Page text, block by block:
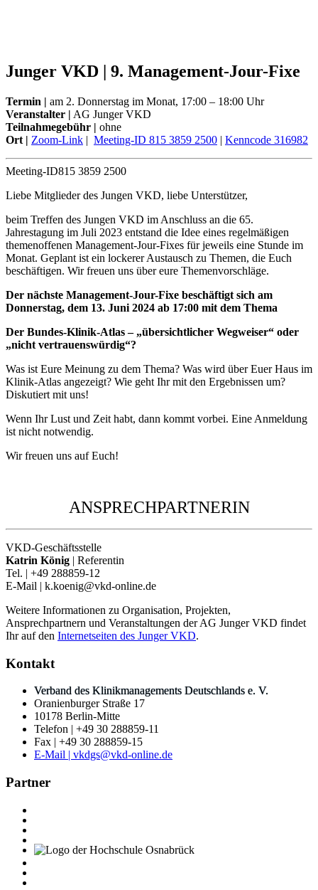
Junger VKD | 9. Management-Jour-Fixe
Termin | am 2. Donnerstag im Monat, 17:00 – 18:00 Uhr
Veranstalter | AG Junger VKD
Teilnahmegebühr | ohne
Ort | Zoom-Link | Meeting-ID 815 3859 2500 | Kenncode 316982
Meeting-ID815 3859 2500
Liebe Mitglieder des Jungen VKD, liebe Unterstützer,
beim Treffen des Jungen VKD im Anschluss an die 65.
Jahrestagung im Juli 2023 entstand die Idee eines regelmäßigen
themenoffenen Management-Jour-Fixes für jeweils eine Stunde im
Monat. Geplant ist ein lockerer Austausch zu Themen, die Euch
beschäftigen. Wir freuen uns über eure Themenvorschläge.
Der nächste Management-Jour-Fixe beschäftigt sich am
Donnerstag, dem 13. Juni 2024 ab 17:00 mit dem Thema
Der Bundes-Klinik-Atlas – „übersichtlicher Wegweiser“ oder
„nicht vertrauenswürdig“?
Was ist Eure Meinung zu dem Thema? Was wird über Euer Haus im
Klinik-Atlas angezeigt? Wie geht Ihr mit den Ergebnissen um?
Diskutiert mit uns!
Wenn Ihr Lust und Zeit habt, dann kommt vorbei. Eine Anmeldung
ist nicht notwendig.
Wir freuen uns auf Euch!
ANSPRECHPARTNERIN
VKD-Geschäftsstelle
Katrin König | Referentin
Tel. | +49 288859-12
E-Mail | k.koenig@vkd-online.de
Weitere Informationen zu Organisation, Projekten,
Ansprechpartnern und Veranstaltungen der AG Junger VKD findet
Ihr auf den Internetseiten des Junger VKD.
Kontakt
Verband des Klinikmanagements Deutschlands e. V.
Oranienburger Straße 17
10178 Berlin-Mitte
Telefon | +49 30 288859-11
Fax | +49 30 288859-15
E-Mail | vkdgs@vkd-online.de
Partner